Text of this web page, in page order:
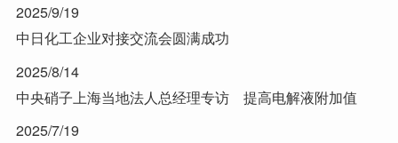
2025/9/19
中日化工企业对接交流会圆满成功
2025/8/14
中央硝子上海当地法人总经理专访 提高电解液附加值
2025/7/19